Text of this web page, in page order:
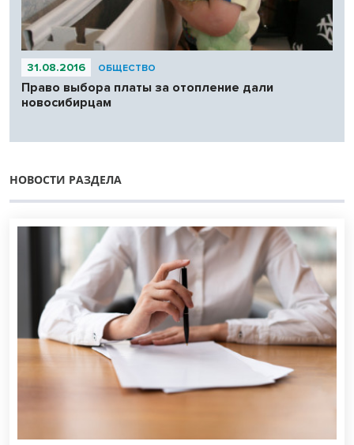
31.08.2016 ОБЩЕСТВО
Право выбора платы за отопление дали
новосибирцам
НОВОСТИ РАЗДЕЛА